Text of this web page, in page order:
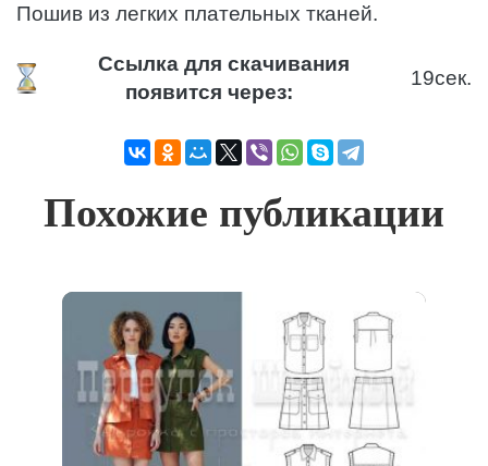
Пошив из легких плательных тканей.
Ссылка для скачивания
появится через:
19сек.
Похожие публикации